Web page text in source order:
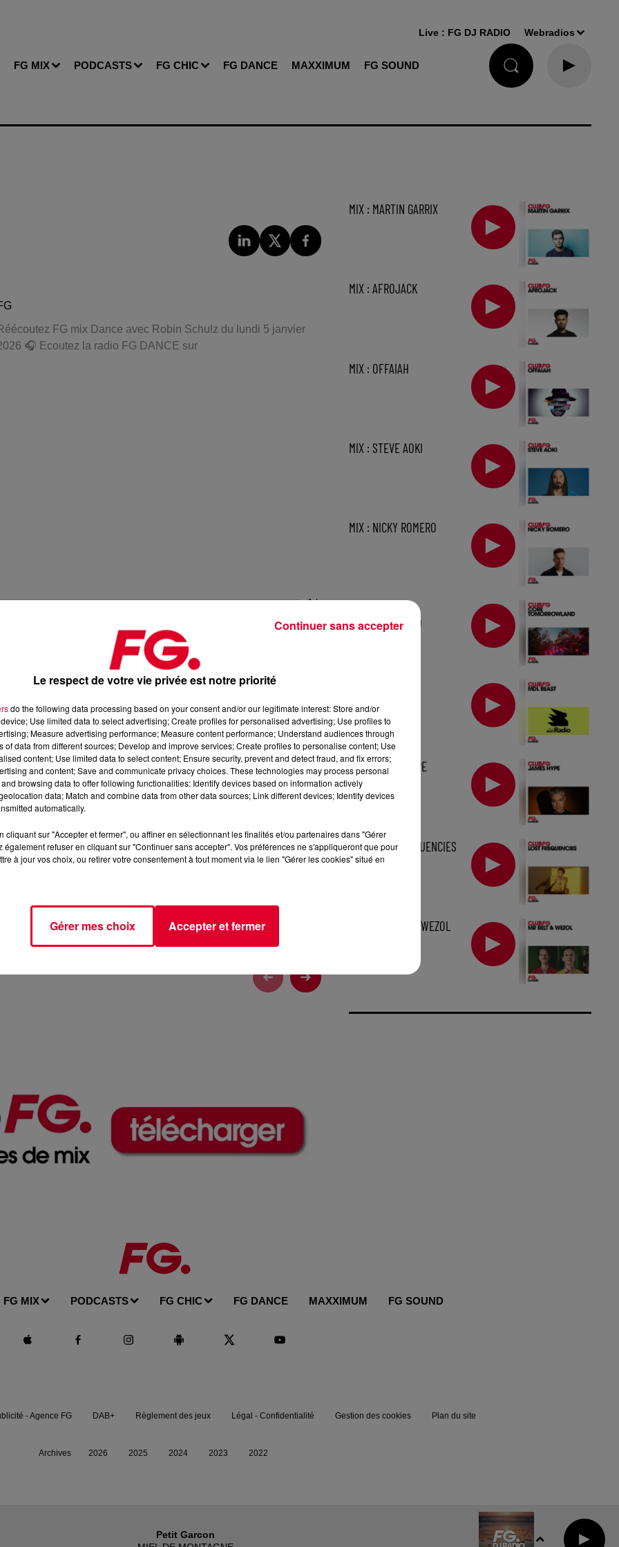
FG MIX PODCASTS FG CHIC FG DANCE MAXXIMUM FG SOUND
Live : FG DJ RADIO Webradios
FG mix Dance avec Robin Schulz du lundi 5 janvier
🎧 Ecoutez la radio FG DANCE sur
1 h
2026
, 📱 et sur l’Application FG (IOShttps://urlz.fr/hhZxGoogle
rave et tech-house
MIX : MARTIN GARRIX
MIX : AFROJACK
MIX : OFFAIAH
MIX : STEVE AOKI
MIX : NICKY ROMERO
TOMORROWLAND
MIX : JAMES HYPE
MIX : LOST FREQUENCIES
MIX : MR BELT & WEZOL
FG MIX PODCASTS FG CHIC FG DANCE MAXXIMUM FG SOUND
Petit Garcon
- Agence FG DAB+ Règlement des jeux Légal - Confidentialité Gestion des cookies Plan du site
Archives 2026 2025 2024 2023 2022
Le respect de votre vie privée est notre priorité
do the following data processing based on your consent and/or our legitimate interest: Store and/or
Use limited data to select advertising; Create profiles for personalised advertising; Use profiles to
Measure advertising performance; Measure content performance; Understand audiences through
of data from different sources; Develop and improve services; Create profiles to personalise content; Use
content; Use limited data to select content; Ensure security, prevent and detect fraud, and fix errors;
and content; Save and communicate privacy choices. These technologies may process personal
browsing data to offer following functionalities: Identify devices based on information actively
data; Match and combine data from other data sources; Link different devices; Identify devices
automatically.
cliquant sur "Accepter et fermer", ou affiner en sélectionnant les finalités et/ou partenaires dans "Gérer
également refuser en cliquant sur "Continuer sans accepter". Vos préférences ne s'appliqueront que pour
à jour vos choix, ou retirer votre consentement à tout moment via le lien "Gérer les cookies" situé en
Gérer mes choix Accepter et fermer
Continuer sans accepter